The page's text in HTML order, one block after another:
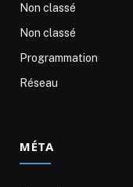
Non classé
Non classé
Programmation
Réseau
MÉTA